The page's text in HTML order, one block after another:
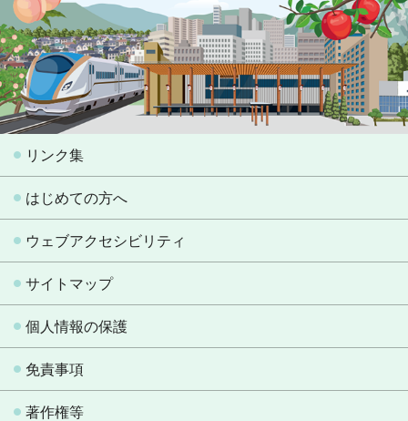
リンク集
はじめての方へ
ウェブアクセシビリティ
サイトマップ
個人情報の保護
免責事項
著作権等